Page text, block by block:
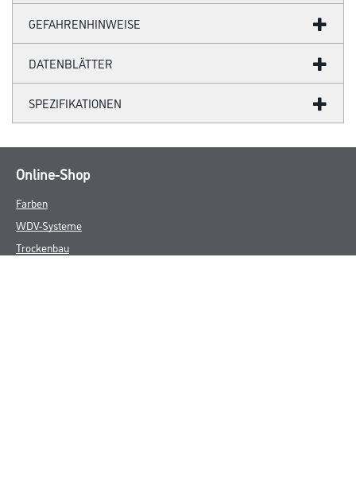
GEFAHRENHINWEISE
DATENBLÄTTER
SPEZIFIKATIONEN
Online-Shop
Farben
WDV-Systeme
Trockenbau